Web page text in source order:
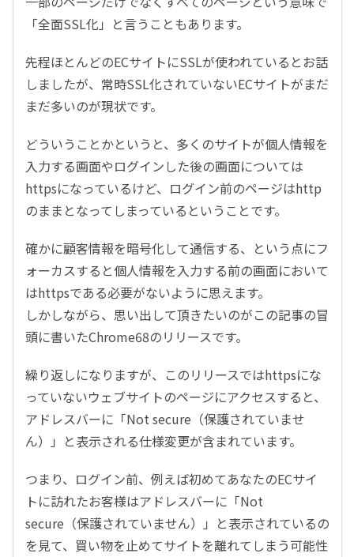
「全面SSL化」と言うこともあります。
先程ほとんどのECサイトにSSLが使われているとお話
しましたが、常時SSL化されていないECサイトがまだ
まだ多いのが現状です。
どういうことかというと、多くのサイトが個人情報を
入力する画面やログインした後の画面については
httpsになっているけど、ログイン前のページはhttp
のままとなってしまっているということです。
確かに顧客情報を暗号化して通信する、という点にフ
ォーカスすると個人情報を入力する前の画面において
はhttpsである必要がないように思えます。
しかしながら、思い出して頂きたいのがこの記事の冒
頭に書いたChrome68のリリースです。
繰り返しになりますが、このリリースではhttpsにな
っていないウェブサイトのページにアクセスすると、
アドレスバーに「Not secure（保護されていませ
ん）」と表示される仕様変更が含まれています。
つまり、ログイン前、例えば初めてあなたのECサイ
トに訪れたお客様はアドレスバーに「Not
secure（保護されていません）」と表示されているの
を見て、買い物を止めてサイトを離れてしまう可能性